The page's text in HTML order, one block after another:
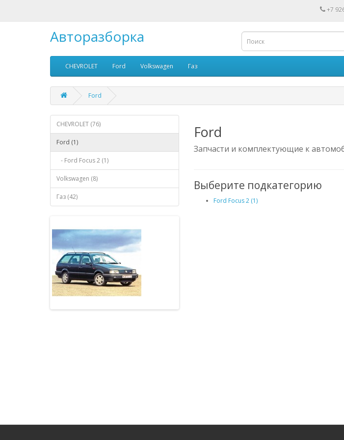
+7
Авторазборка
CHEVROLET Ford Volkswagen Газ
Ford
CHEVROLET (76)
Ford (1)
- Ford Focus 2 (1)
Volkswagen (8)
Газ (42)
Ford
Запчасти и комплектующие к
Выберите подкатегорию
Ford Focus 2 (1)